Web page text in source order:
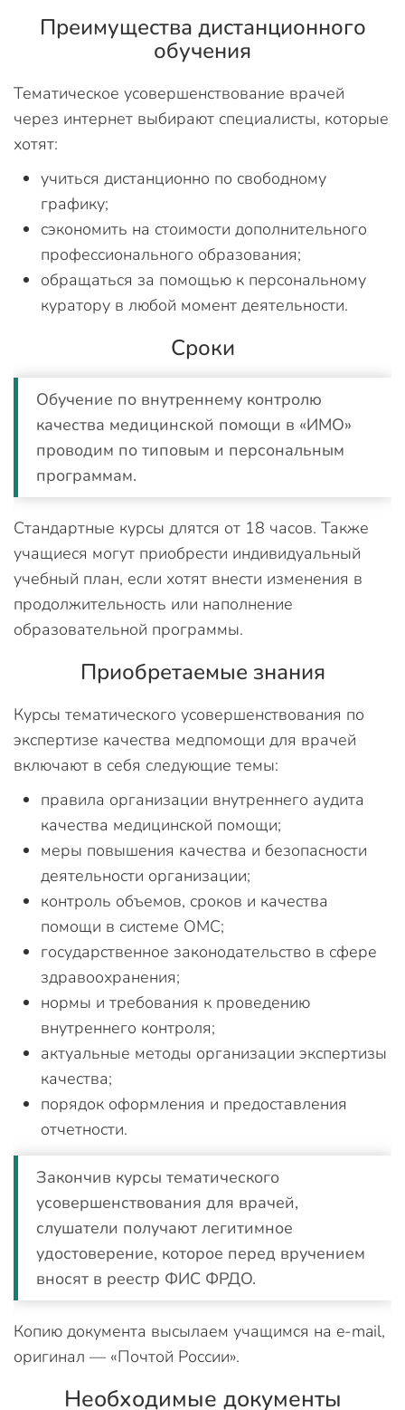
Преимущества дистанционного
обучения
Тематическое усовершенствование врачей
через интернет выбирают специалисты, которые
хотят:
учиться дистанционно по свободному
графику;
сэкономить на стоимости дополнительного
профессионального образования;
обращаться за помощью к персональному
куратору в любой момент деятельности.
Сроки
Обучение по внутреннему контролю
качества медицинской помощи в «ИМО»
проводим по типовым и персональным
программам.
Стандартные курсы длятся от 18 часов. Также
учащиеся могут приобрести индивидуальный
учебный план, если хотят внести изменения в
продолжительность или наполнение
образовательной программы.
Приобретаемые знания
Курсы тематического усовершенствования по
экспертизе качества медпомощи для врачей
включают в себя следующие темы:
правила организации внутреннего аудита
качества медицинской помощи;
меры повышения качества и безопасности
деятельности организации;
контроль объемов, сроков и качества
помощи в системе ОМС;
государственное законодательство в сфере
здравоохранения;
нормы и требования к проведению
внутреннего контроля;
актуальные методы организации экспертизы
качества;
порядок оформления и предоставления
отчетности.
Закончив курсы тематического
усовершенствования для врачей,
слушатели получают легитимное
удостоверение, которое перед вручением
вносят в реестр ФИС ФРДО.
Копию документа высылаем учащимся на e-mail,
оригинал — «Почтой России».
Необходимые документы